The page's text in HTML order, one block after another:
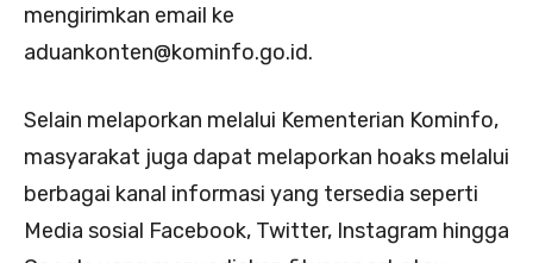
mengirimkan email ke
aduankonten@kominfo.go.id.
Selain melaporkan melalui Kementerian Kominfo,
masyarakat juga dapat melaporkan hoaks melalui
berbagai kanal informasi yang tersedia seperti
Media sosial Facebook, Twitter, Instagram hingga